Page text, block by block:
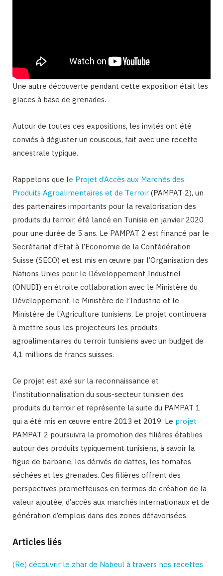
Une autre découverte pendant cette exposition était les
glaces à base de grenades.
Autour de toutes ces expositions, les invités ont été
conviés à déguster un couscous, fait avec une recette
ancestrale typique.
Rappelons que le Projet d’Accès aux Marchés des
Produits Agroalimentaires et de Terroir (PAMPAT 2), un
des partenaires importants pour la revalorisation des
produits du terroir, été lancé en Tunisie en janvier 2020
pour une durée de 5 ans. Le PAMPAT 2 est financé par le
Secrétariat d’Etat à l’Economie de la Confédération
Suisse (SECO) et est mis en œuvre par l’Organisation des
Nations Unies pour le Développement Industriel
(ONUDI) en étroite collaboration avec le Ministère du
Développement, le Ministère de l’Industrie et le
Ministère de l’Agriculture tunisiens. Le projet continuera
à mettre sous les projecteurs les produits
agroalimentaires du terroir tunisiens avec un budget de
4,1 millions de francs suisses.
Ce projet est axé sur la reconnaissance et
l’institutionnalisation du sous-secteur tunisien des
produits du terroir et représente la suite du PAMPAT 1
qui a été mis en œuvre entre 2013 et 2019. Le projet
PAMPAT 2 poursuivra la promotion des filières établies
autour des produits typiquement tunisiens, à savoir la
figue de barbarie, les dérivés de dattes, les tomates
séchées et les grenades. Ces filières offrent des
perspectives prometteuses en termes de création de la
valeur ajoutée, d’accès aux marchés internationaux et de
génération d’emplois dans des zones défavorisées.
Articles liés
(Re) découvrir le zhar de Nabeul à travers nos recettes